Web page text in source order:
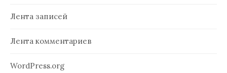
Лента записей
Лента комментариев
WordPress.org